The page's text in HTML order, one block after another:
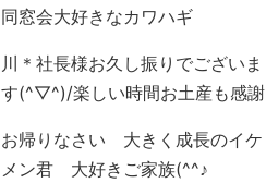
同窓会大好きなカワハギ
川＊社長様お久し振りでございま
す(^▽^)/楽しい時間お土産も感謝
お帰りなさい 大きく成長のイケ
メン君 大好きご家族(^^♪